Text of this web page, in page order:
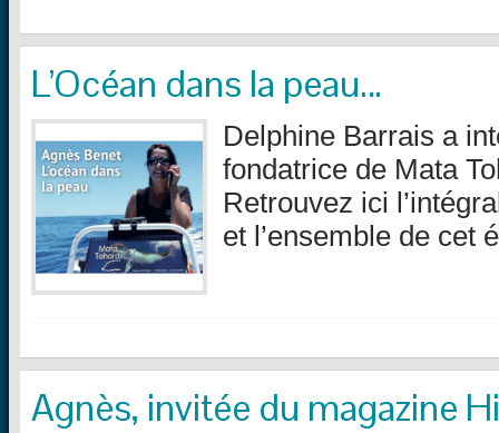
L’Océan dans la peau…
Delphine Barrais a
fondatrice de Mata
Retrouvez ici
et l’ensemble de cet
Agnès, invitée du magazine